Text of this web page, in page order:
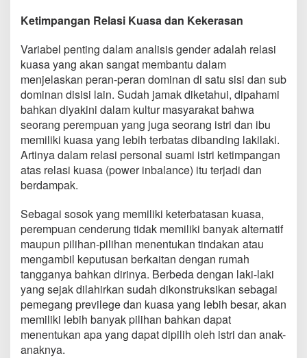
Ketimpangan Relasi Kuasa dan Kekerasan
Variabel penting dalam analisis gender adalah relasi
kuasa yang akan sangat membantu dalam
menjelaskan peran-peran dominan di satu sisi dan sub
dominan disisi lain. Sudah jamak diketahui, dipahami
bahkan diyakini dalam kultur masyarakat bahwa
seorang perempuan yang juga seorang istri dan ibu
memiliki kuasa yang lebih terbatas dibanding lakilaki.
Artinya dalam relasi personal suami istri ketimpangan
atas relasi kuasa (power inbalance) itu terjadi dan
berdampak.
Sebagai sosok yang memiliki keterbatasan kuasa,
perempuan cenderung tidak memiliki banyak alternatif
maupun pilihan-pilihan menentukan tindakan atau
mengambil keputusan berkaitan dengan rumah
tangganya bahkan dirinya. Berbeda dengan laki-laki
yang sejak dilahirkan sudah dikonstruksikan sebagai
pemegang previlege dan kuasa yang lebih besar, akan
memiliki lebih banyak pilihan bahkan dapat
menentukan apa yang dapat dipilih oleh istri dan anak-
anaknya.